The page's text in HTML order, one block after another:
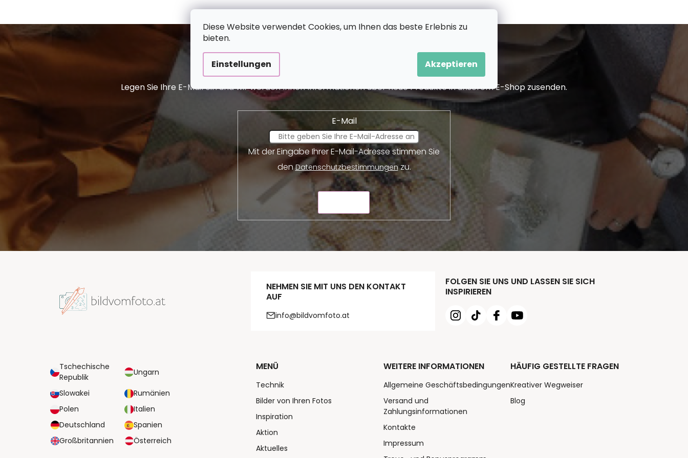
Diese Website verwendet Cookies, um Ihnen das beste Erlebnis zu
bieten.
Einstellungen Akzeptieren
Legen Sie Ihre E-Mail ein und wir werden Ihnen Informationen über neue Produkte in unserem E-Shop zusenden.
E-Mail
Mit der Eingabe Ihrer E-Mail-Adresse stimmen Sie
denDatenschutzbestimmungenzu.
NEHMEN SIE MIT UNS DEN KONTAKT
AUF
info@bildvomfoto.at
FOLGEN SIE UNS UND LASSEN SIE SICH
INSPIRIEREN
Tschechische
Republik
Ungarn
Slowakei
Rumänien
Polen
Italien
Deutschland
Spanien
Großbritannien
Österreich
MENÜ
Technik
Bilder von Ihren Fotos
Inspiration
Aktion
Aktuelles
WEITERE INFORMATIONEN
Allgemeine Geschäftsbedingungen
Versand und
Zahlungsinformationen
Kontakte
Impressum
HÄUFIG GESTELLTE FRAGEN
Kreativer Wegweiser
Blog